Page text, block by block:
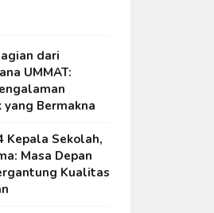
dari
UMMAT:
yang Bermakna
Kepala Sekolah,
Masa Depan
Kualitas